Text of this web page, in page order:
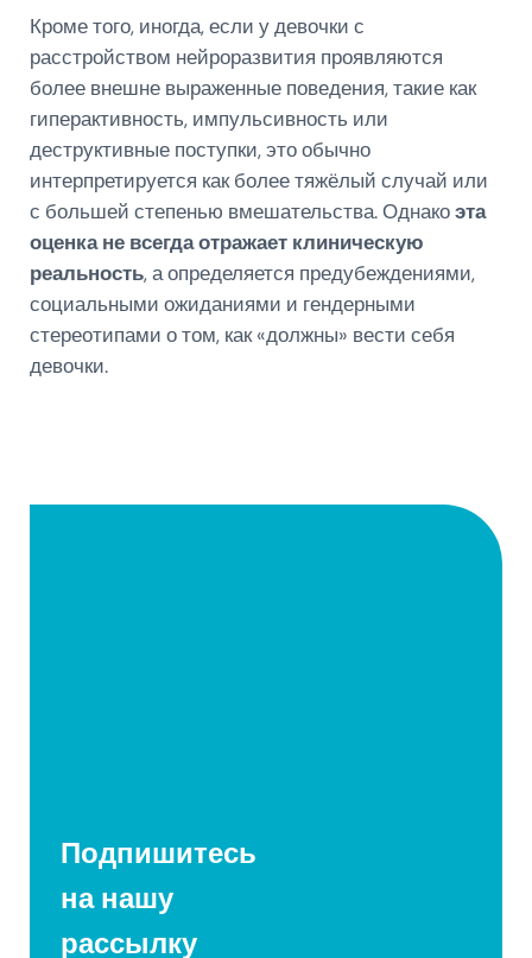
Кроме того, иногда, если у девочки с
расстройством нейроразвития проявляются
более внешне выраженные поведения, такие как
гиперактивность, импульсивность или
деструктивные поступки, это обычно
интерпретируется как более тяжёлый случай или
с большей степенью вмешательства. Однакоэта
оценка не всегда отражает клиническую
реальность, а определяется предубеждениями,
социальными ожиданиями и гендерными
стереотипами о том, как «должны» вести себя
девочки.
Подпишитесь
на нашу
рассылку